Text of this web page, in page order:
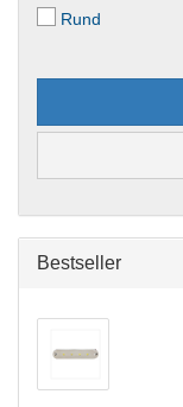
Rund
Bestseller